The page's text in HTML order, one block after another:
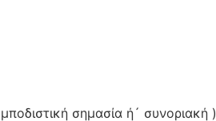
σημασία ή´ συνοριακή )